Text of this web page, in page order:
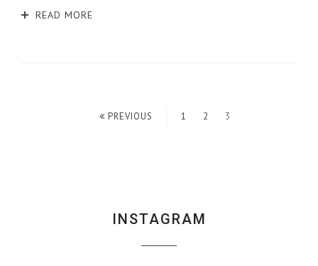
READ MORE
PREVIOUS 1 2 3
INSTAGRAM